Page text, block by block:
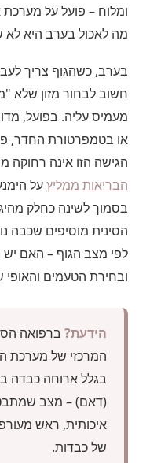
ומלוח – פועל על מערכת
מה לאכול בערב היא לא
בערב, כשהגוף צריך
חשוב לבחור מזון שלא
מעמיס עליה. בפועל,
או בטמפרטורת החדר,
הגישה הזו אינה רחוקה
הבריאות ממליץעל
בסמוך לשינה כחלק
הסינית מוסיפים שכבה
לפי מצב הגוף – האם יש
ובחירת הטעמים
הידעת? ברפואה
המרכזי של מערכת
בגלל ארוחה כבדה
(דאם) – מצב
איכותית, ראש
של כבדות.